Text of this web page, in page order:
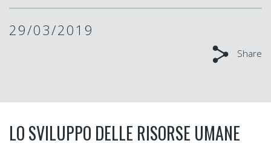
29/03/2019
Share
LO SVILUPPO DELLE RISORSE UMANE